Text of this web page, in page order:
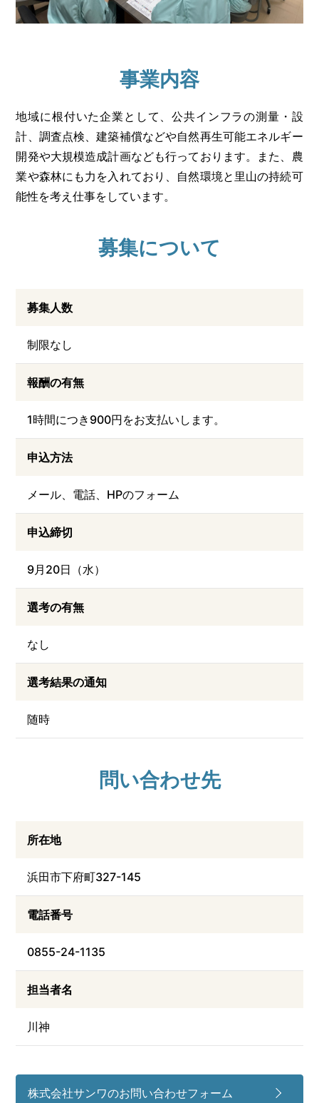
事業内容
地域に根付いた企業として、公共インフラの測量・設
計、調査点検、建築補償などや自然再生可能エネルギー
開発や大規模造成計画なども行っております。また、農
業や森林にも力を入れており、自然環境と里山の持続可
能性を考え仕事をしています。
募集について
募集人数
制限なし
報酬の有無
1時間につき900円をお支払いします。
申込方法
メール、電話、HPのフォーム
申込締切
9月20日（水）
選考の有無
なし
選考結果の通知
随時
問い合わせ先
所在地
浜田市下府町327-145
電話番号
0855-24-1135
担当者名
川神
株式会社サンワのお問い合わせフォーム